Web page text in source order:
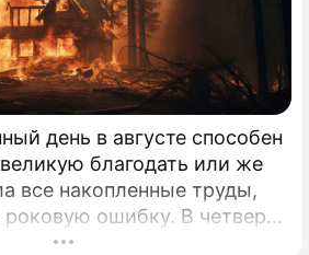
день в августе способен
благодать или же
все накопленные труды,
ошибку. В четверг,
православная церковь